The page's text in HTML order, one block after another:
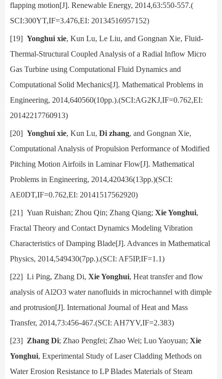
flapping motion[J]. Renewable Energy, 2014,63:550-557.(
SCI:300YT,IF=3.476,EI: 20134516957152)
[19] Yonghui xie, Kun Lu, Le Liu, and Gongnan Xie, Fluid-
Thermal-Structural Coupled Analysis of a Radial Inflow Micro
Gas Turbine using Computational Fluid Dynamics and
Computational Solid Mechanics[J]. Mathematical Problems in
Engineering, 2014,640560(10pp.).(SCI:AG2KJ,IF=0.762,EI:
20142217760913)
[20] Yonghui xie, Kun Lu, Di zhang, and Gongnan Xie,
Computational Analysis of Propulsion Performance of Modified
Pitching Motion Airfoils in Laminar Flow[J]. Mathematical
Problems in Engineering, 2014,420436(13pp.)(SCI:
AE0DT,IF=0.762,EI: 20141517562920)
[21] Yuan Ruishan; Zhou Qin; Zhang Qiang; Xie Yonghui,
Fractal Theory and Contact Dynamics Modeling Vibration
Characteristics of Damping Blade[J]. Advances in Mathematical
Physics, 2014,549430(7pp.).(SCI: AF5IP,IF=1.1)
[22] Li Ping, Zhang Di, Xie Yonghui, Heat transfer and flow
analysis of Al2O3 water nanofluids in microchannel with dimple
and protrusion[J]. International Journal of Heat and Mass
Transfer, 2014,73:456-467.(SCI: AH7YV,IF=2.383)
[23] Zhang Di; Zhao Pengfei; Zhao Wei; Luo Yaoyuan; Xie
Yonghui, Experimental Study of Laser Cladding Methods on
Water Erosion Resistance to LP Blades Materials of Steam